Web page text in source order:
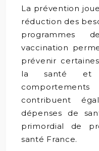
La prévention
réduction des
programmes
vaccination
prévenir
la santé et
contribuent
dépenses de
primordial de
santé France.